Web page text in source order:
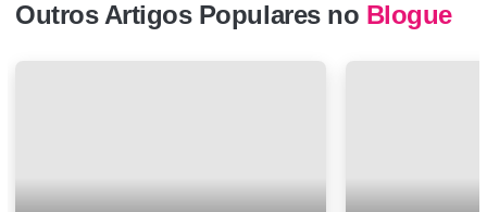
Outros Artigos Populares no Blogue